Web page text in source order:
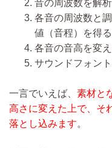
音の周波数を解
各音の周波数と
値（音程）を得る
各音の音高を変
サウンドフォン
一言でいえば、 素材と
高さに変えた上で、そ
落とし込みます。